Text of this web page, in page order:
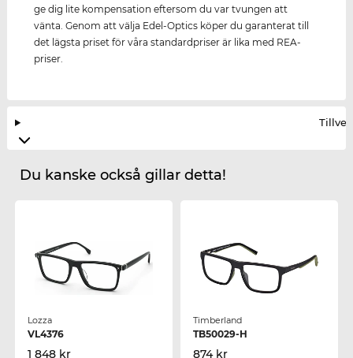
ge dig lite kompensation eftersom du var tvungen att
vänta. Genom att välja Edel-Optics köper du garanterat till
det lägsta priset för våra standardpriser är lika med REA-
priser.
Du kanske också gillar detta!
Lozza
VL4376
1 848 kr
Timberland
TB50029-H
874 kr